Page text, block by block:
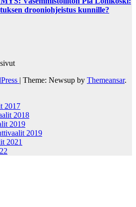
drooniohjeistus kunnille?
| Theme: Newsup by Themeansar.
2017
2018
2019
2019
2021